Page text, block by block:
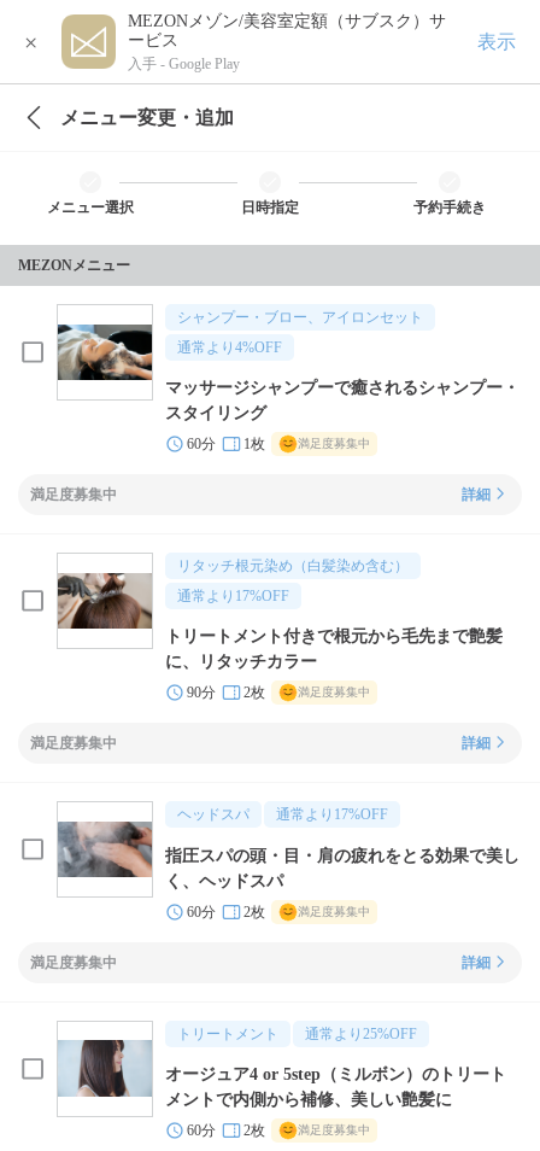
×
MEZONメゾン/美容室定額（サブスク）サ
ービス
入手 - Google Play
表示
メニュー変更・追加
メニュー選択 日時指定 予約手続き
MEZONメニュー
シャンプー・ブロー、アイロンセット
通常より 4%OFF
マッサージシャンプーで癒されるシャンプー・
スタイリング
60分 1枚 満足度募集中
満足度募集中 詳細
リタッチ根元染め（白髪染め含む）
通常より 17%OFF
トリートメント付きで根元から毛先まで艶髪
に、リタッチカラー
90分 2枚 満足度募集中
満足度募集中 詳細
ヘッドスパ 通常より 17%OFF
指圧スパの頭・目・肩の疲れをとる効果で美し
く、ヘッドスパ
60分 2枚 満足度募集中
満足度募集中 詳細
トリートメント 通常より 25%OFF
オージュア4 or 5step（ミルボン）のトリート
メントで内側から補修、美しい艶髪に
60分 2枚 満足度募集中